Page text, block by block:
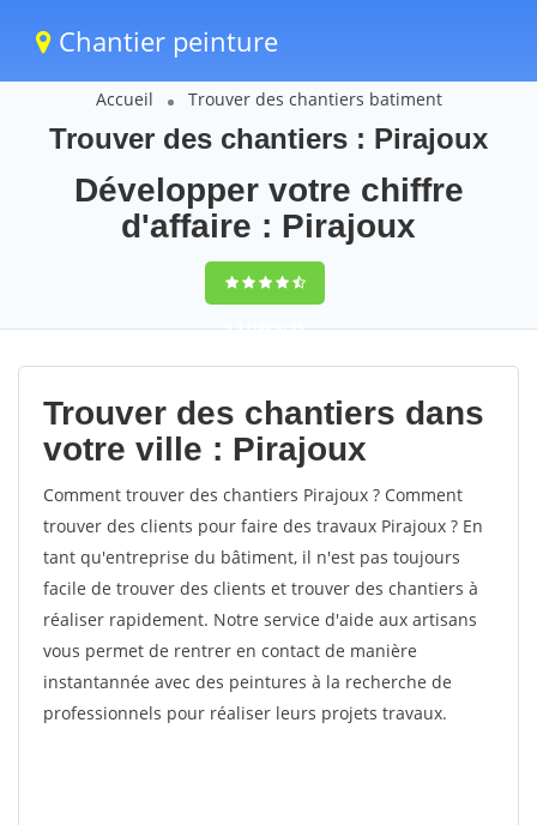
Chantier peinture
Accueil Trouver des chantiers batiment
Trouver des chantiers : Pirajoux
Développer votre chiffre
d'affaire : Pirajoux
9,5(100%)59
votes
Trouver des chantiers dans
votre ville : Pirajoux
Comment trouver des chantiers Pirajoux ? Comment
trouver des clients pour faire des travaux Pirajoux ? En
tant qu'entreprise du bâtiment, il n'est pas toujours
facile de trouver des clients et trouver des chantiers à
réaliser rapidement. Notre service d'aide aux artisans
vous permet de rentrer en contact de manière
instantannée avec des peintures à la recherche de
professionnels pour réaliser leurs projets travaux.